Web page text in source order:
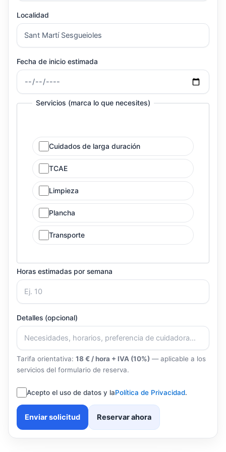
Localidad
Fecha de inicio estimada
Servicios (marca lo que necesites)
Cuidados de larga duración
TCAE
Limpieza
Plancha
Transporte
Horas estimadas por semana
Detalles (opcional)
Tarifa orientativa: 18 € / hora + IVA (10%) — aplicable a los
servicios del formulario de reserva.
Acepto el uso de datos y laPolítica de Privacidad.
Enviar solicitud Reservar ahora